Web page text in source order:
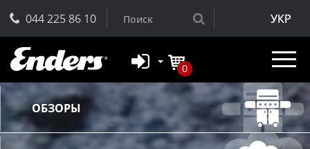
044 225 86 10 УКР
0
ОБЗОРЫ